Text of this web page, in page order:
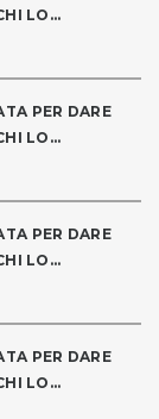
LO...
PER DARE
LO...
PER DARE
LO...
PER DARE
LO...